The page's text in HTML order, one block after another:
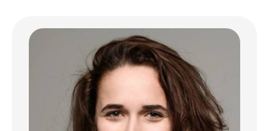
une salle de douche.
Comprend également une buanderie
commune et une cave privative.
Remarque :
- Chaudière à gaz neuve 2022